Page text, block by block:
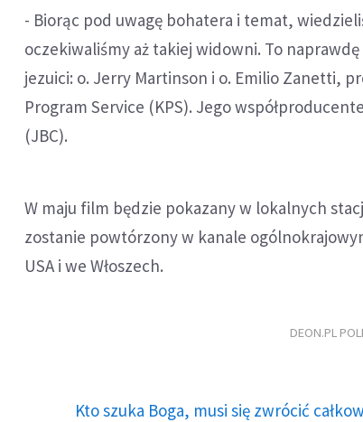
- Biorąc pod uwagę bohatera i temat,
oczekiwaliśmy aż takiej widowni. To
jezuici: o. Jerry Martinson i o. Emilio Zanetti,
Program Service (KPS). Jego
(JBC).
W maju film będzie pokazany w lokalnych
zostanie powtórzony w kanale
USA i we Włoszech.
DEON.PL
Kto szuka Boga, musi się zwrócić